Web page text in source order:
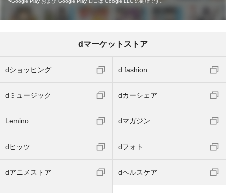
dマーケットストア
dショッピング d fashion
dミュージック dカーシェア
Lemino dマガジン
dヒッツ dフォト
dアニメストア dヘルスケア